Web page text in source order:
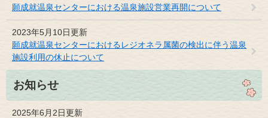
願成就温泉センターにおける温泉施設営業再開について
2023年5月10日更新
願成就温泉センターにおけるレジオネラ属菌の検出に伴う温泉
施設利用の休止について
お知らせ
2025年6月2日更新